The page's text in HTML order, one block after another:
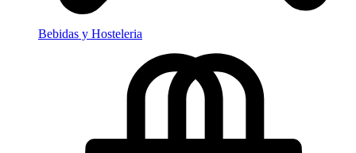
Bebidas y Hosteleria